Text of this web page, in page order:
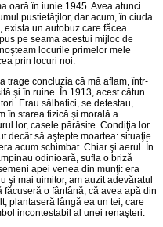
oară în iunie 1945. Avea atunci
pustietăţilor, dar acum, în ciuda
un autobuz care făcea
pe seama acestui mijloc de
locurile primelor mele
prin locuri noi.
trage concluzia că mă aflam, într-
şi în ruine. În 1913, acest cătun
Erau sălbatici, se detestau,
în starea fizică şi morală a
lor, casele părăsite. Condiţia lor
decât să aştepte moartea: situaţie
acum schimbat. Chiar şi aerul. În
odinioară, sufla o briză
apei venea din munţi: era
şi mai uimitor, am auzit adevăratul
o fântână, că avea apă din
plantaseră lângă ea un tei, care
incontestabil al unei renaşteri.